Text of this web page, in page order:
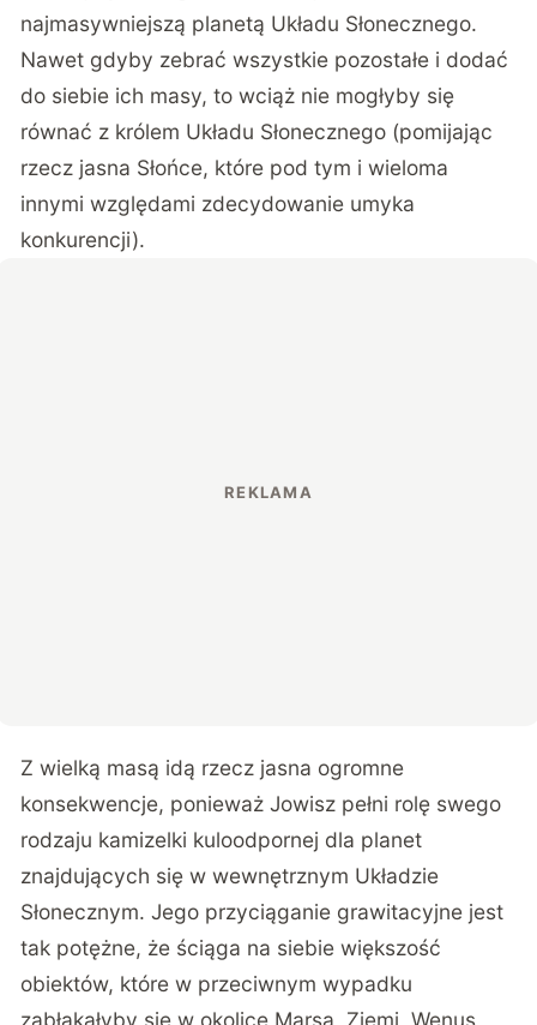
najmasywniejszą planetą Układu Słonecznego.
Nawet gdyby zebrać wszystkie pozostałe i dodać
do siebie ich masy, to wciąż nie mogłyby się
równać z królem Układu Słonecznego (pomijając
rzecz jasna Słońce, które pod tym i wieloma
innymi względami zdecydowanie umyka
konkurencji).
Z wielką masą idą rzecz jasna ogromne
konsekwencje, ponieważ Jowisz pełni rolę swego
rodzaju kamizelki kuloodpornej dla planet
znajdujących się w wewnętrznym Układzie
Słonecznym. Jego przyciąganie grawitacyjne jest
tak potężne, że ściąga na siebie większość
obiektów, które w przeciwnym wypadku
zabłąkałyby się w okolice Marsa, Ziemi, Wenus